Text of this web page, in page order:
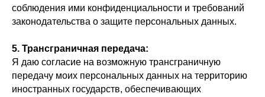
соблюдения ими конфиденциальности и требований
законодательства о защите персональных данных.
5. Трансграничная передача:
Я даю согласие на возможную трансграничную
передачу моих персональных данных на территорию
иностранных государств, обеспечивающих